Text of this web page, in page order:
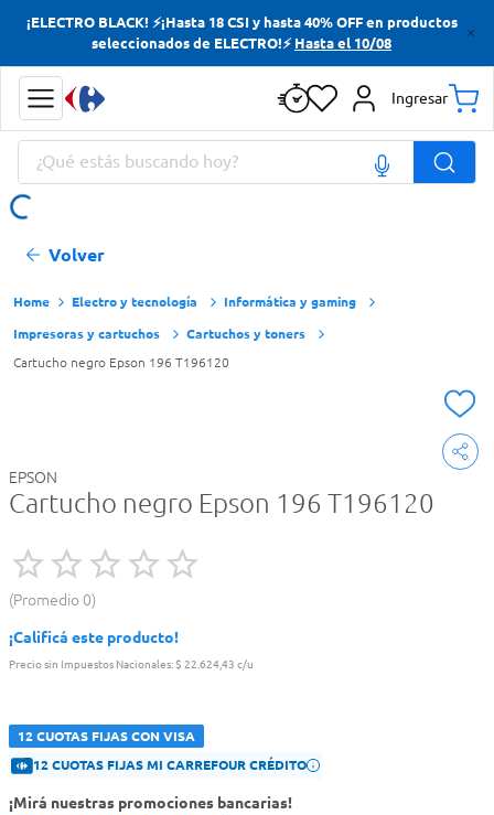
¡ELECTRO BLACK! ⚡¡Hasta 18 CSI y hasta 40% OFF en productos
seleccionados de ELECTRO!⚡ Hasta el 10/08
Ingresar
¿Qué estás buscando hoy?
Volver
Electro y tecnología
Informática y gaming
Impresoras y cartuchos
Cartuchos y toners
Cartucho negro Epson 196 T196120
EPSON
Cartucho negro Epson 196 T196120
Promedio 0
¡Calificá este producto!
Precio sin Impuestos Nacionales:$ 22.624,43 c/u
12 CUOTAS FIJAS CON VISA
12 CUOTAS FIJAS MI CARREFOUR CRÉDITO
¡Mirá nuestras promociones bancarias!
Términos más buscados
Yerba
Cerveza
Doves
Jabon Tocador
Términos más buscados
Yerba
Cerveza
Doves
Jabon Tocador